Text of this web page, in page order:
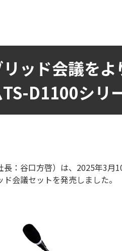
ッド会議を
D1100シリ
：谷口方啓）は、2025年3
会議セットを発売しました。